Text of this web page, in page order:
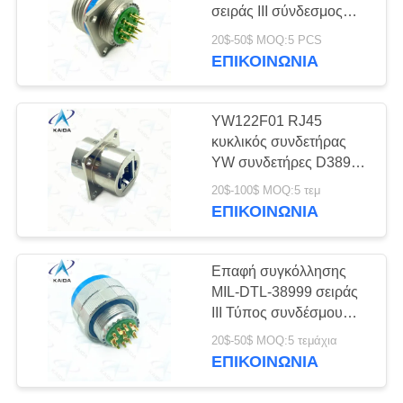
σειράς III σύνδεσμος
δέκτη
D38999/20FF11PCN
20$-50$ MOQ:5 PCS
ΕΠΙΚΟΙΝΩΝΊΑ
YW122F01 RJ45
κυκλικός συνδετήρας
YW συνδετήρες D38999
Rj45 τύπου ξιφολόγχης
τριπλό νήμα
20$-100$ MOQ:5 τεμ
ΕΠΙΚΟΙΝΩΝΊΑ
Επαφή συγκόλλησης
MIL-DTL-38999 σειράς
III Τύπος συνδέσμου
βύθους για το προϊόν
D38999/26KD97SN-H
20$-50$ MOQ:5 τεμάχια
ΕΠΙΚΟΙΝΩΝΊΑ